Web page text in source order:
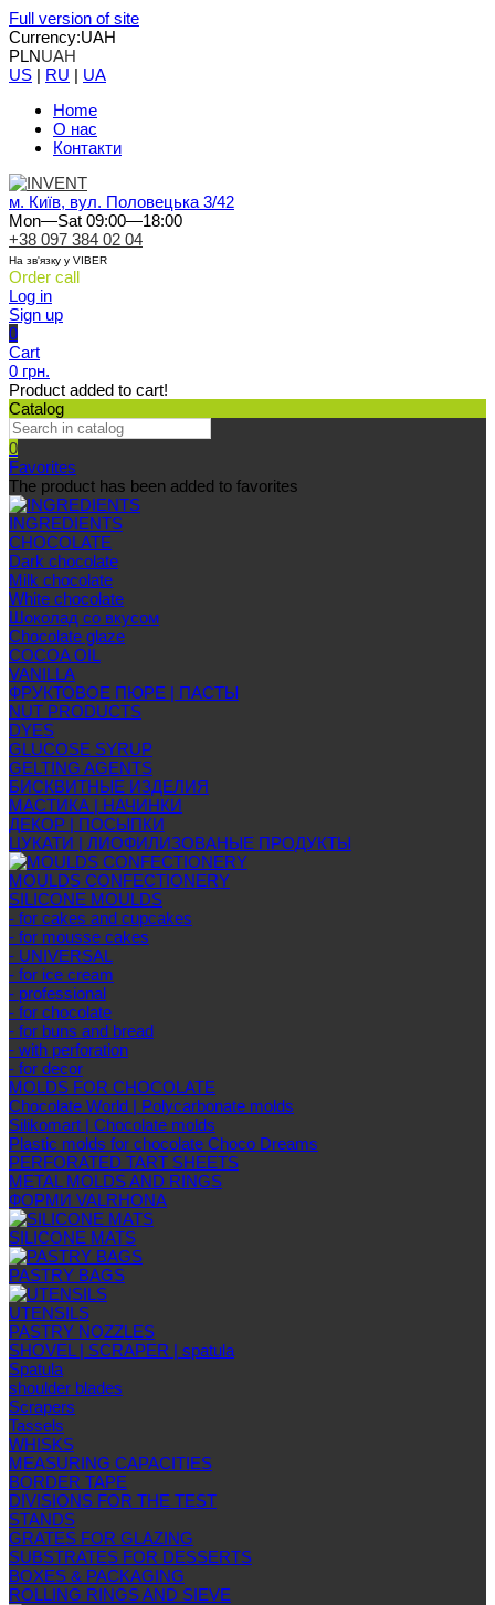
Full version of site
Currency:UAH
PLNUAH
US | RU | UA
Home
О нас
Контакти
м. Київ, вул. Половецька 3/42
Mon—Sat 09:00—18:00
+38 097 384 02 04
На зв'язку у VIBER
Order call
Log in
Sign up
0
Cart
0 грн.
Product added to cart!
Catalog
0
Favorites
The product has been added to favorites
INGREDIENTS
CHOCOLATE
Dark chocolate
Milk chocolate
White chocolate
Шоколад со вкусом
Chocolate glaze
COCOA OIL
VANILLA
ФРУКТОВОЕ ПЮРЕ | ПАСТЫ
NUT PRODUCTS
DYES
GLUCOSE SYRUP
GELTING AGENTS
БИСКВИТНЫЕ ИЗДЕЛИЯ
МАСТИКА | НАЧИНКИ
ДЕКОР | ПОСЫПКИ
ЦУКАТИ | ЛИОФИЛИЗОВАНЫЕ ПРОДУКТЫ
MOULDS CONFECTIONERY
SILICONE MOULDS
- for cakes and cupcakes
- for mousse cakes
- UNIVERSAL
- for ice cream
- professional
- for chocolate
- for buns and bread
- with perforation
- for decor
MOLDS FOR CHOCOLATE
Chocolate World | Polycarbonate molds
Silikomart | Chocolate molds
Plastic molds for chocolate Choco Dreams
PERFORATED TART SHEETS
METAL MOLDS AND RINGS
ФОРМИ VALRHONA
SILICONE MATS
PASTRY BAGS
UTENSILS
PASTRY NOZZLES
SHOVEL | SCRAPER | spatula
Spatula
shoulder blades
Scrapers
Tassels
WHISKS
MEASURING CAPACITIES
BORDER TAPE
DIVISIONS FOR THE TEST
STANDS
GRATES FOR GLAZING
SUBSTRATES FOR DESSERTS
BOXES & PACKAGING
ROLLING RINGS AND SIEVE